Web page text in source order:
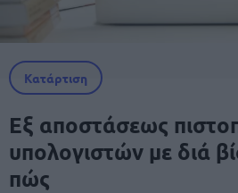
Κατάρτιση
Εξ αποστάσεως
υπολογιστών με διά
πώς